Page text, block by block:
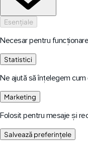
Esențiale
Necesar pentru
Statistici
Ne ajută să înțelegem
Marketing
Folosit pentru mesaje și
Salvează preferințele